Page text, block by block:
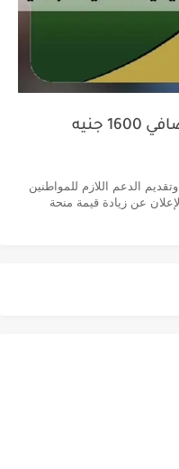
وزارة التموين تعلن عن دعم إضافي 1600 جنيه
الدعم اللازم للمواطنين
عن زيادة قيمة منحة